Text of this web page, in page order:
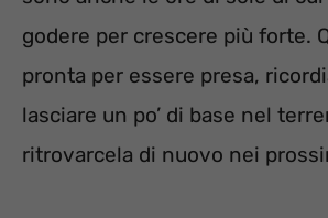
godere per crescere più forte.
pronta per essere presa,
lasciare un po’ di base nel
ritrovarcela di nuovo nei